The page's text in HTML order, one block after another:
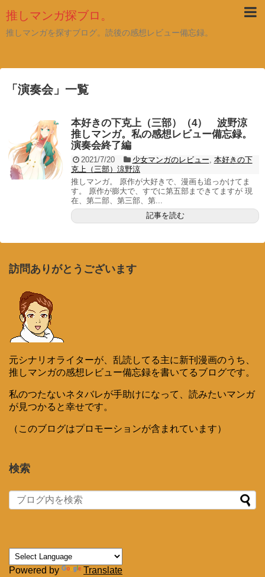
推しマンガ探ブロ。
推しマンガを探すブログ。読後の感想レビュー備忘録。
「 演奏会」 一覧
本好きの下克上（三部）（4） 波野涼
推しマンガ。私の感想レビュー備忘録。
演奏会終了編
2021/7/20 少女マンガのレビュー 本好きの下
克上（三部）涼野涼
推しマンガ。 原作が大好きで、漫画も追っかけてま
す。 原作が膨大で、すでに第五部まできてますが 現
在、第二部、第三部、第...
記事を読む
訪問ありがとうございます
元シナリオライターが、乱読してる主に新刊漫画のうち、
推しマンガの感想レビュー備忘録を書いてるブログです。
私のつたないネタバレが手助けになって、読みたいマンガ
が見つかると幸せです。
（このブログはプロモーションが含まれています）
検索
Powered by Translate